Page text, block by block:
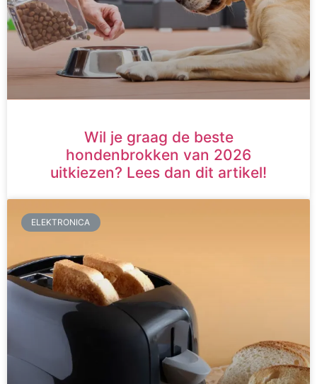
Wil je graag de beste
hondenbrokken van 2026
uitkiezen? Lees dan dit artikel!
ELEKTRONICA